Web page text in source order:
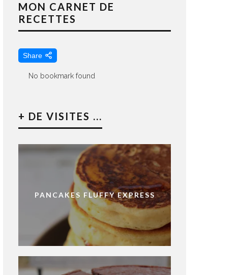
MON CARNET DE
RECETTES
Share
No bookmark found
+ DE VISITES ...
PANCAKES FLUFFY EXPRESS